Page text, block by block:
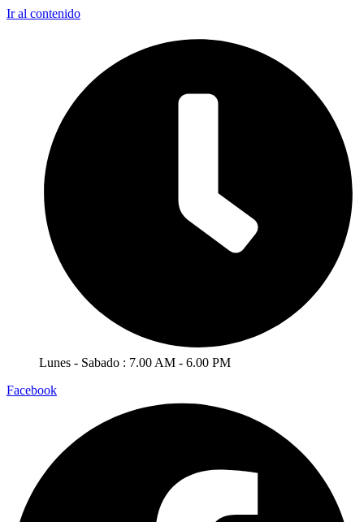
Ir al contenido
Lunes - Sabado : 7.00 AM - 6.00 PM
Facebook